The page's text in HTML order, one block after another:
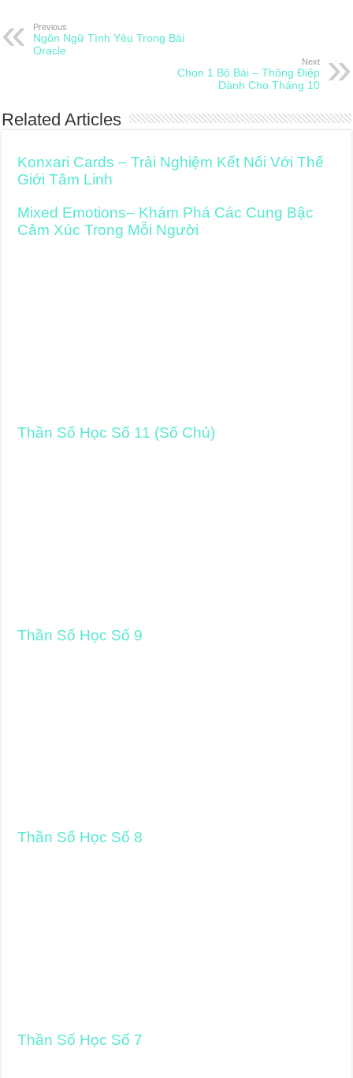
Previous
Ngôn Ngữ Tình Yêu Trong Bài
Oracle
Next
Chọn 1 Bộ Bài – Thông Điệp
Dành Cho Tháng 10
Related Articles
Konxari Cards – Trải Nghiệm Kết Nối Với Thế
Giới Tâm Linh
Mixed Emotions– Khám Phá Các Cung Bậc
Cảm Xúc Trong Mỗi Người
Thần Số Học Số 11 (Số Chủ)
Thần Số Học Số 9
Thần Số Học Số 8
Thần Số Học Số 7